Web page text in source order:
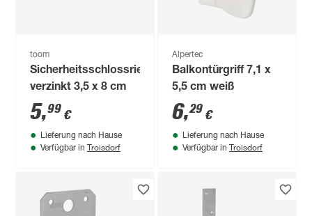
toom
Sicherheitsschlossriegel
verzinkt 3,5 x 8 cm
5,99 €
Lieferung nach Hause
Verfügbar in Troisdorf
Alpertec
Balkontürgriff 7,1 x
5,5 cm weiß
6,29 €
Lieferung nach Hause
Verfügbar in Troisdorf